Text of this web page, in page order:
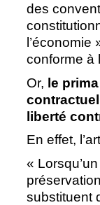
des
conforme à
Or, le
liberté
En effet,
«
substituent